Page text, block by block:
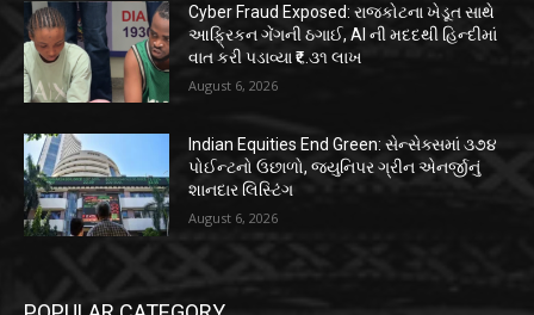
Cyber Fraud Exposed: રાજકોટના ખેડૂત સાથે
આફ્રિકન ગેંગની ઠગાઈ, AI ની મદદથી હિન્દીમાં
વાત કરી પડાવ્યા ₹૬.૩૧ લાખ
August 6, 2026
Indian Equities End Green: સેન્સેક્સમાં ૩૭૪
પોઈન્ટનો ઉછાળો, જ્યુનિપર ગ્રીન એનર્જીનું
શાનદાર લિસ્ટિંગ
August 6, 2026